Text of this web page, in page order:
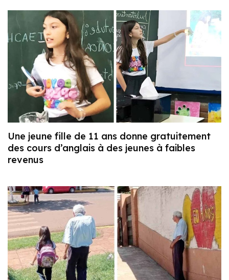
Une jeune fille de 11 ans donne gratuitement
des cours d’anglais à des jeunes à faibles
revenus